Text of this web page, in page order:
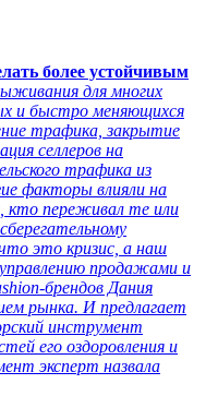
более устойчивым
для многих
и быстро меняющихся
трафика, закрытие
селлеров на
трафика из
факторы влияли на
кто переживал те или
это кризис, а наш
продажами и
брендов Дания
рынка. И предлагает
инструмент
его оздоровления и
эксперт назвала